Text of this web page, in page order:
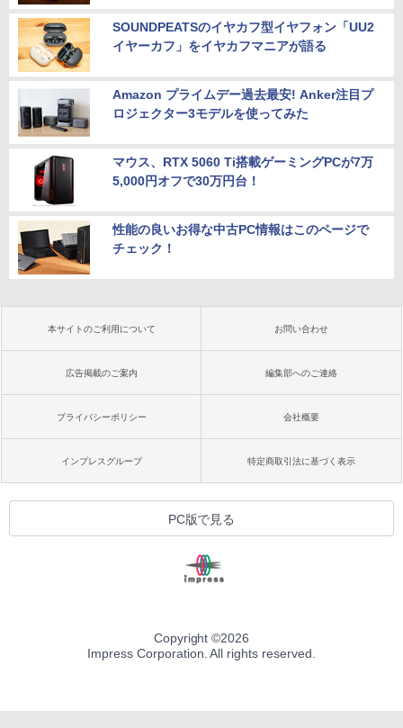
SOUNDPEATSのイヤカフ型イヤフォン「UU2
イヤーカフ」をイヤカフマニアが語る
Amazon プライムデー過去最安! Anker注目プ
ロジェクター3モデルを使ってみた
マウス、RTX 5060 Ti搭載ゲーミングPCが7万
5,000円オフで30万円台！
性能の良いお得な中古PC情報はこのページで
チェック！
本サイトのご利用について お問い合わせ
広告掲載のご案内 編集部へのご連絡
プライバシーポリシー 会社概要
インプレスグループ 特定商取引法に基づく表示
PC版で見る
Copyright ©2026
Impress Corporation. All rights reserved.